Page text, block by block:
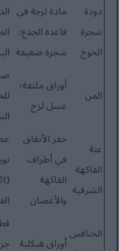
دودة
شجرة
الخوخ
مادة لزجة في
قاعدة الجذع؛
شجرة ضعيفة
المن
أوراق ملتفة؛
عسل لزج
عثة
الفاكهة
الشرقية
حفر الأنفاق
في أطراف
الفاكهة
والأغصان
الخنافسأوراق هيكلية